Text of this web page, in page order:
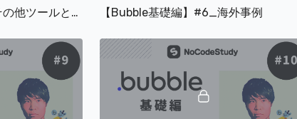
【Bubble基礎編】#5_その他ツールとの比較 【Bubble基礎編】#6_海外事例